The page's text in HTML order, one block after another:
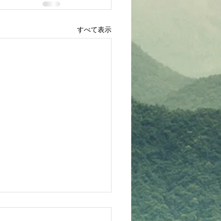
すべて表示
キュー大会情報